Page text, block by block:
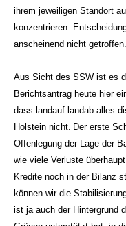
ihrem jeweiligen Standort
konzentrieren.
anscheinend nicht getroffen.
Aus Sicht des SSW ist es
Berichtsantrag heute hier
dass landauf landab alles
Holstein nicht. Der erste
Offenlegung der Lage der
wie viele Verluste
Kredite noch in der Bilanz
können wir die
ist ja auch der Hintergrund